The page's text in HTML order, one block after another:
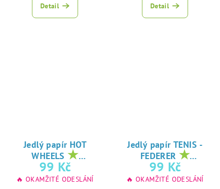
Detail Detail
Jedlý papír HOT
WHEELS ★
oblíbený tisk na
jedlý papír
99 Kč
🔥 OKAMŽITÉ ODESLÁNÍ
Jedlý papír TENIS -
FEDERER ★
oblíbený tisk na
jedlý papír
99 Kč
🔥 OKAMŽITÉ ODESLÁNÍ